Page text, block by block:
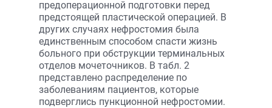
предоперационной подготовки перед
предстоящей пластической операцией. В
других случаях нефростомия была
единственным способом спасти жизнь
больного при обструкции терминальных
отделов мочеточников. В табл. 2
представлено распределение по
заболеваниям пациентов, которые
подверглись пункционной нефростомии.